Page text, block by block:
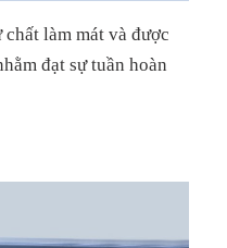
làm mát và được
đạt sự tuần hoàn